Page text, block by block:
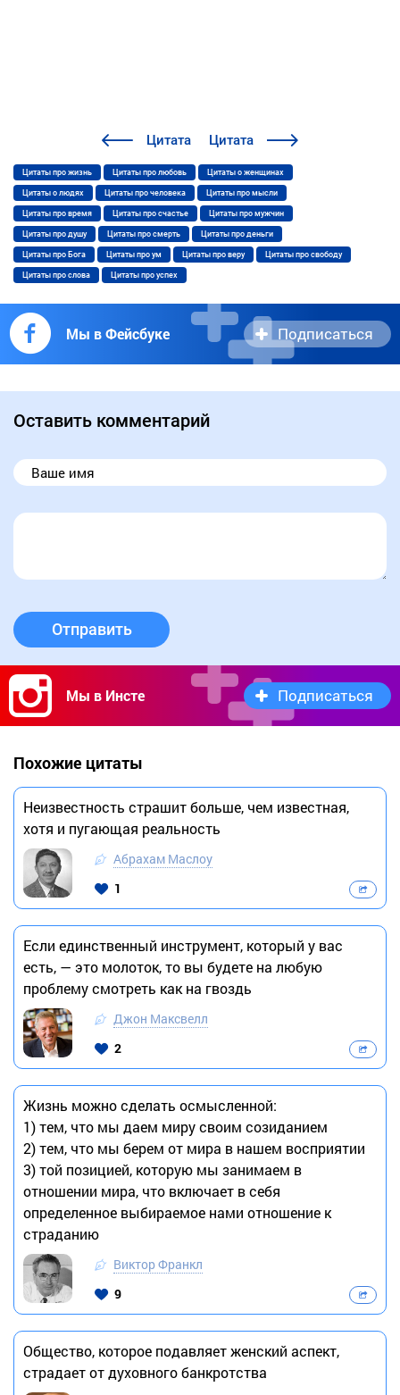
Цитата Цитата
Цитаты про жизнь Цитаты про любовь Цитаты о женщинах
Цитаты о людях Цитаты про человека Цитаты про мысли
Цитаты про время Цитаты про счастье Цитаты про мужчин
Цитаты про душу Цитаты про смерть Цитаты про деньги
Цитаты про Бога Цитаты про ум Цитаты про веру Цитаты про свободу
Цитаты про слова Цитаты про успех
Мы в Фейсбуке Подписаться
Оставить комментарий
Отправить
Мы в Инсте Подписаться
Похожие цитаты
Неизвестность страшит больше, чем известная,
хотя и пугающая реальность
Абрахам Маслоу
1
Если единственный инструмент, который у вас
есть, — это молоток, то вы будете на любую
проблему смотреть как на гвоздь
Джон Максвелл
2
Жизнь можно сделать осмысленной:
1) тем, что мы даем миру своим созиданием
2) тем, что мы берем от мира в нашем восприятии
3) той позицией, которую мы занимаем в
отношении мира, что включает в себя
определенное выбираемое нами отношение к
страданию
Виктор Франкл
9
Общество, которое подавляет женский аспект,
страдает от духовного банкротства